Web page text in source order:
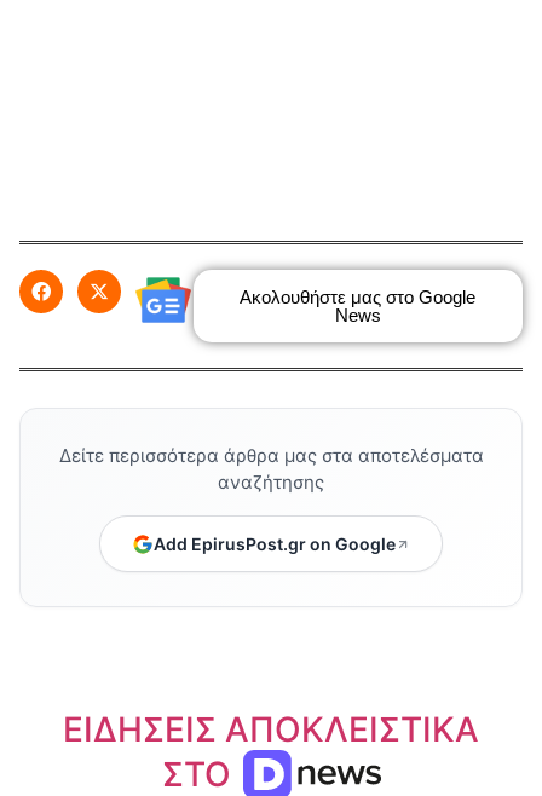
Ακολουθήστε μας στο Google
News
Δείτε περισσότερα άρθρα μας στα αποτελέσματα
αναζήτησης
Add EpirusPost.gr on Google
ΕΙΔΗΣΕΙΣ ΑΠΟΚΛΕΙΣΤΙΚΑ
ΣΤΟ